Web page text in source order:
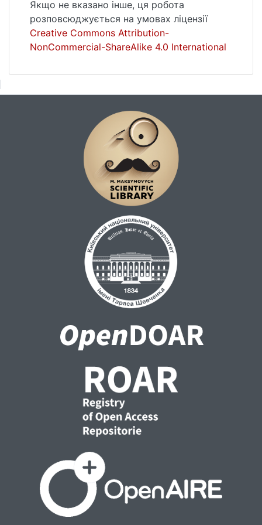
розплавах. Особливості взаємодії
різнойменних компонентів у цій потрійній
системі розглянуто з погляду загальних
електронних оболонок атомів). Енергетику
сплавоутворення в розплавах Ag-Ca-Ge
визначає взаємодія різнойменних
компонентів у граничній системі Ca-Ge,
дещо менший вплив спричиняє взаємодія
компонентів у системі Ag-Ca.
Якщо не вказано інше, ця робота
розповсюджується на умовах ліцензії
Creative Commons Attribution-
NonCommercial-ShareAlike 4.0 International